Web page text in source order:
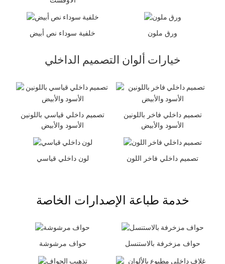
خلفية سوداء نص أبيض ورق ملون
خيارات ألوان التصميم الداخلي
تصميم داخلي قياسي باللونين
الأسود والأبيض
تصميم داخلي فاخر باللونين
الأسود والأبيض
لون داخلي قياسي تصميم داخلي فاخر اللون
خدمة طباعة الإصدارات الخاصة
حواف مرشوشة حواف مزخرفة بالاستنسل